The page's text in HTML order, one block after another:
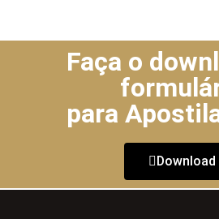
Faça o
para
Download